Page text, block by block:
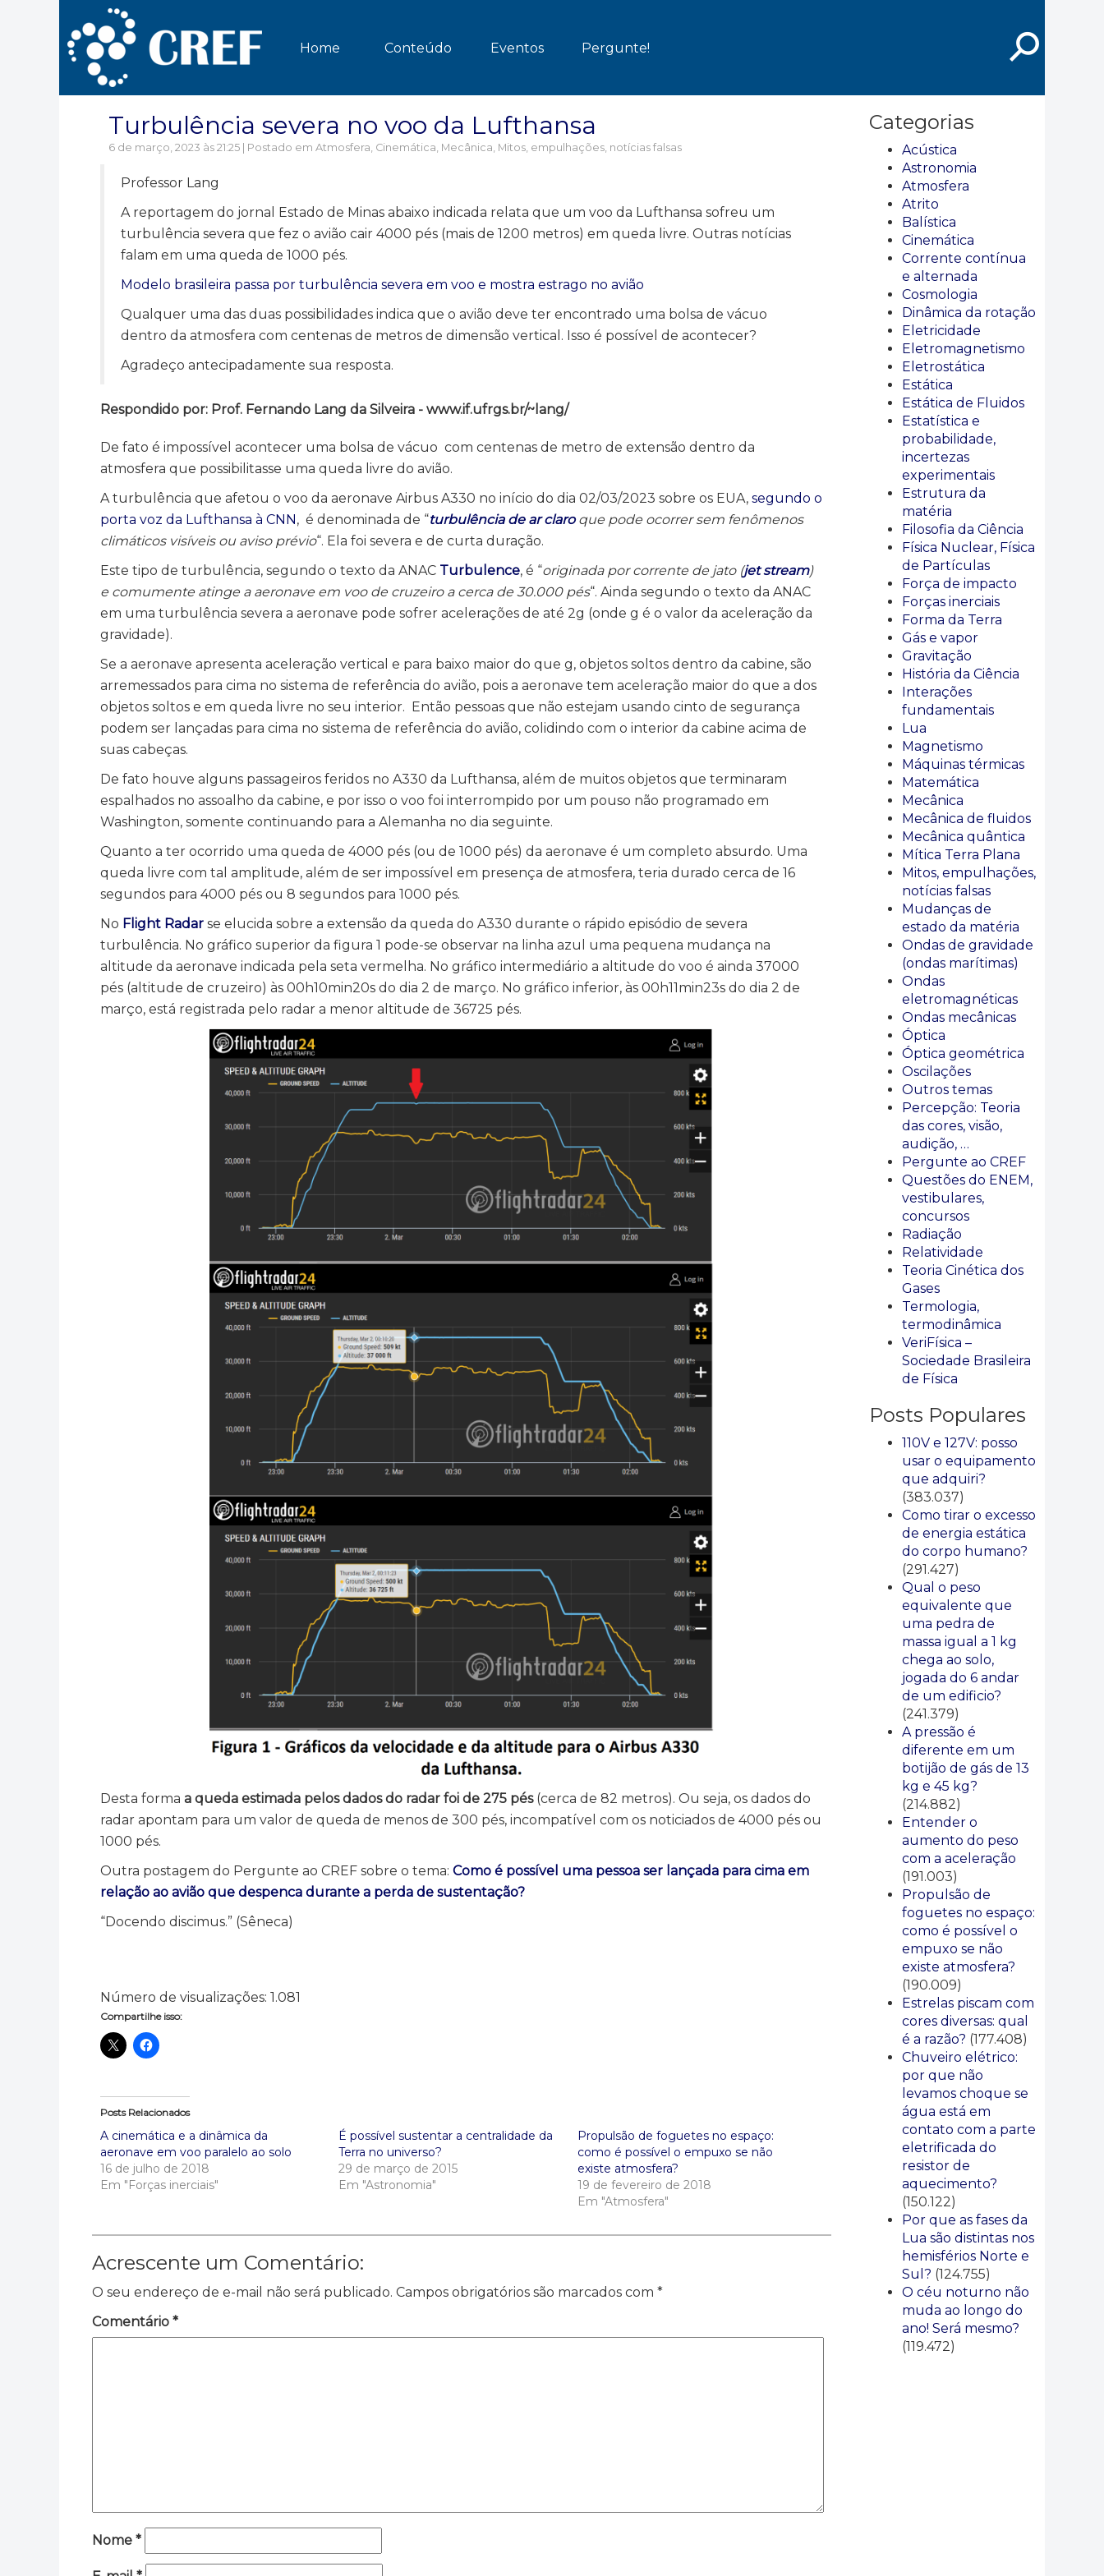
⚲
Home Conteúdo Eventos Pergunte!
Turbulência severa no voo da Lufthansa
6 de março, 2023 às 21:25 | Postado em Atmosfera, Cinemática, Mecânica, Mitos, empulhações, notícias falsas
Professor Lang
A reportagem do jornal Estado de Minas abaixo indicada relata que um voo da Lufthansa sofreu um
turbulência severa que fez o avião cair 4000 pés (mais de 1200 metros) em queda livre. Outras notícias
falam em uma queda de 1000 pés.
Modelo brasileira passa por turbulência severa em voo e mostra estrago no avião
Qualquer uma das duas possibilidades indica que o avião deve ter encontrado uma bolsa de vácuo
dentro da atmosfera com centenas de metros de dimensão vertical. Isso é possível de acontecer?
Agradeço antecipadamente sua resposta.
Respondido por: Prof. Fernando Lang da Silveira - www.if.ufrgs.br/~lang/
De fato é impossível acontecer uma bolsa de vácuo com centenas de metro de extensão dentro da
atmosfera que possibilitasse uma queda livre do avião.
A turbulência que afetou o voo da aeronave Airbus A330 no início do dia 02/03/2023 sobre os EUA, segundo o
porta voz da Lufthansa à CNN, é denominada de “turbulência de ar claroque pode ocorrer sem fenômenos
climáticos visíveis ou aviso prévio“. Ela foi severa e de curta duração.
Este tipo de turbulência, segundo o texto da ANAC Turbulence, é “originada por corrente de jato (jet stream)
e comumente atinge a aeronave em voo de cruzeiro a cerca de 30.000 pés“. Ainda segundo o texto da ANAC
em uma turbulência severa a aeronave pode sofrer acelerações de até 2g (onde g é o valor da aceleração da
gravidade).
Se a aeronave apresenta aceleração vertical e para baixo maior do que g, objetos soltos dentro da cabine, são
arremessados para cima no sistema de referência do avião, pois a aeronave tem aceleração maior do que a dos
objetos soltos e em queda livre no seu interior. Então pessoas que não estejam usando cinto de segurança
podem ser lançadas para cima no sistema de referência do avião, colidindo com o interior da cabine acima de
suas cabeças.
De fato houve alguns passageiros feridos no A330 da Lufthansa, além de muitos objetos que terminaram
espalhados no assoalho da cabine, e por isso o voo foi interrompido por um pouso não programado em
Washington, somente continuando para a Alemanha no dia seguinte.
Quanto a ter ocorrido uma queda de 4000 pés (ou de 1000 pés) da aeronave é um completo absurdo. Uma
queda livre com tal amplitude, além de ser impossível em presença de atmosfera, teria durado cerca de 16
segundos para 4000 pés ou 8 segundos para 1000 pés.
No Flight Radar se elucida sobre a extensão da queda do A330 durante o rápido episódio de severa
turbulência. No gráfico superior da figura 1 pode-se observar na linha azul uma pequena mudança na
altitude da aeronave indicada pela seta vermelha. No gráfico intermediário a altitude do voo é ainda 37000
pés (altitude de cruzeiro) às 00h10min20s do dia 2 de março. No gráfico inferior, às 00h11min23s do dia 2 de
março, está registrada pelo radar a menor altitude de 36725 pés.
Desta forma a queda estimada pelos dados do radar foi de 275 pés(cerca de 82 metros). Ou seja, os dados do
radar apontam para um valor de queda de menos de 300 pés, incompatível com os noticiados de 4000 pés ou
1000 pés.
Outra postagem do Pergunte ao CREF sobre o tema: Como é possível uma pessoa ser lançada para cima em
relação ao avião que despenca durante a perda de sustentação?
“Docendo discimus.” (Sêneca)
Número de visualizações: 1.081
Compartilhe isso:
Posts Relacionados
A cinemática e a dinâmica da
aeronave em voo paralelo ao solo
16 de julho de 2018
Em "Forças inerciais"
É possível sustentar a centralidade da
Terra no universo?
29 de março de 2015
Em "Astronomia"
Propulsão de foguetes no espaço:
como é possível o empuxo se não
existe atmosfera?
19 de fevereiro de 2018
Em "Atmosfera"
Acrescente um Comentário:
O seu endereço de e-mail não será publicado. Campos obrigatórios são marcados com *
Comentário *
Nome *
Categorias
Acústica
Astronomia
Atmosfera
Atrito
Balística
Cinemática
Corrente contínua
e alternada
Cosmologia
Dinâmica da rotação
Eletricidade
Eletromagnetismo
Eletrostática
Estática
Estática de Fluidos
Estatística e
probabilidade,
incertezas
experimentais
Estrutura da
matéria
Filosofia da Ciência
Física Nuclear, Física
de Partículas
Força de impacto
Forças inerciais
Forma da Terra
Gás e vapor
Gravitação
História da Ciência
Interações
fundamentais
Lua
Magnetismo
Máquinas térmicas
Matemática
Mecânica
Mecânica de fluidos
Mecânica quântica
Mítica Terra Plana
Mitos, empulhações,
notícias falsas
Mudanças de
estado da matéria
Ondas de gravidade
(ondas marítimas)
Ondas
eletromagnéticas
Ondas mecânicas
Óptica
Óptica geométrica
Oscilações
Outros temas
Percepção: Teoria
das cores, visão,
audição, …
Pergunte ao CREF
Questões do ENEM,
vestibulares,
concursos
Radiação
Relatividade
Teoria Cinética dos
Gases
Termologia,
termodinâmica
VeriFísica –
Sociedade Brasileira
de Física
Posts Populares
110V e 127V: posso
usar o equipamento
que adquiri?
(383.037)
Como tirar o excesso
de energia estática
do corpo humano?
(291.427)
Qual o peso
equivalente que
uma pedra de
massa igual a 1 kg
chega ao solo,
jogada do 6 andar
de um edificio?
(241.379)
A pressão é
diferente em um
botijão de gás de 13
kg e 45 kg?
(214.882)
Entender o
aumento do peso
com a aceleração
(191.003)
Propulsão de
foguetes no espaço:
como é possível o
empuxo se não
existe atmosfera?
(190.009)
Estrelas piscam com
cores diversas: qual
é a razão? (177.408)
Chuveiro elétrico:
por que não
levamos choque se
água está em
contato com a parte
eletrificada do
resistor de
aquecimento?
(150.122)
Por que as fases da
Lua são distintas nos
hemisférios Norte e
Sul? (124.755)
O céu noturno não
muda ao longo do
ano! Será mesmo?
(119.472)